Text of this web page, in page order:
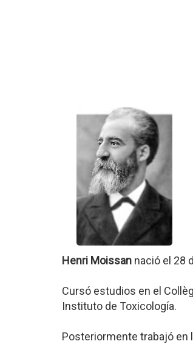
Henri Moissan nació el 28
Cursó estudios en el
Instituto de Toxicología.
Posteriormente trabajó en